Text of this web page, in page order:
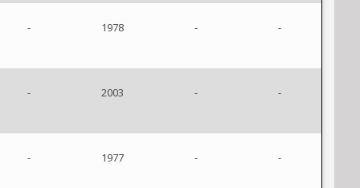
- 1978 - -
- 2003 - -
- 1977 - -